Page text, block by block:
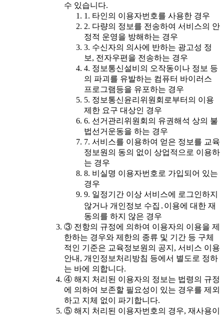
수 있습니다.
1. 타인의 이용자번호를 사용한 경우
2. 다량의 정보를 전송하여 서비스의 안
정적 운영을 방해하는 경우
3. 수신자의 의사에 반하는 광고성 정
보, 전자우편을 전송하는 경우
4. 정보통신설비의 오작동이나 정보 등
의 파괴를 유발하는 컴퓨터 바이러스
프로그램등을 유포하는 경우
5. 정보통신윤리위원회로부터의 이용
제한 요구 대상인 경우
6. 선거관리위원회의 유권해석 상의 불
법선거운동을 하는 경우
7. 서비스를 이용하여 얻은 정보를 교육
정보원의 동의 없이 상업적으로 이용하
는 경우
8. 비실명 이용자번호로 가입되어 있는
경우
9. 일정기간 이상 서비스에 로그인하지
않거나 개인정보 수집․이용에 대한 재
동의를 하지 않은 경우
③ 전항의 규정에 의하여 이용자의 이용을 제
한하는 경우와 제한의 종류 및 기간 등 구체
적인 기준은 교육정보원의 공지, 서비스 이용
안내, 개인정보처리방침 등에서 별도로 정하
는 바에 의합니다.
④ 해지 처리된 이용자의 정보는 법령의 규정
에 의하여 보존할 필요성이 있는 경우를 제외
하고 지체 없이 파기합니다.
⑤ 해지 처리된 이용자번호의 경우, 재사용이